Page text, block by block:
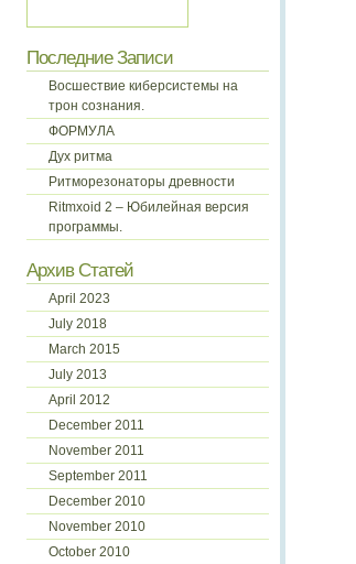
Последние Записи
Восшествие киберсистемы на
трон сознания.
ФОРМУЛА
Дух ритма
Ритморезонаторы древности
Ritmxoid 2 – Юбилейная версия
программы.
Архив Статей
April 2023
July 2018
March 2015
July 2013
April 2012
December 2011
November 2011
September 2011
December 2010
November 2010
October 2010